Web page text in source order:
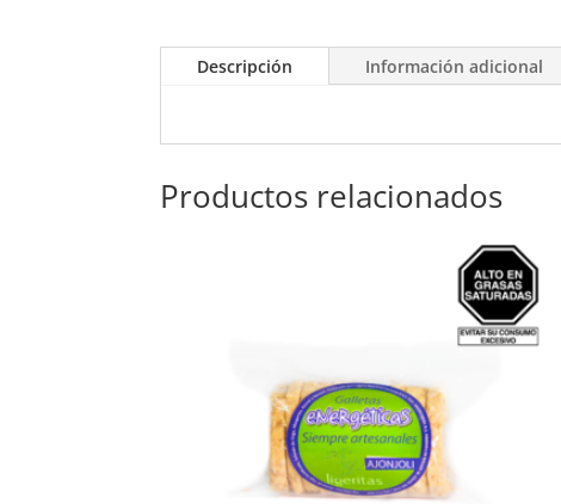
Descripción Información adicional
Productos relacionados